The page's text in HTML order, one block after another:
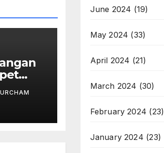
Ibu
June 2024 (19)
May 2024 (33)
April 2024 (21)
March 2024 (30)
February 2024 (23)
January 2024 (23)